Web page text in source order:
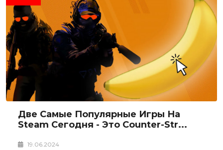
Две Самые Популярные Игры На
Steam Сегодня - Это Counter-Str...
19.06.2024